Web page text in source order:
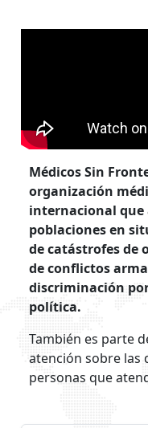
Médicos Sin
organización
internacional que
poblaciones en
de catástrofes de
de conflictos
discriminación
política.
También es parte
atención sobre las
personas que